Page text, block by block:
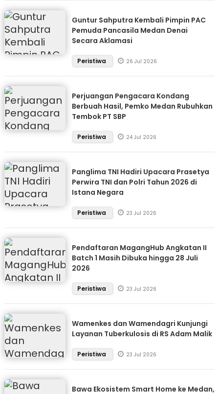
Guntur Sahputra Kembali Pimpin PAC
Pemuda Pancasila Medan Denai
Secara Aklamasi
Peristiwa 26 Jul 2026
Perjuangan Pengacara Kondang
Berbuah Hasil, Pemko Medan Rubuhkan
Tembok PT SBP
Peristiwa 24 Jul 2026
Panglima TNI Hadiri Upacara Prasetya
Perwira TNI dan Polri Tahun 2026 di
Istana Negara
Peristiwa 23 Jul 2026
Pendaftaran MagangHub Angkatan II
Batch 1 Masih Dibuka hingga 28 Juli
2026
Peristiwa 23 Jul 2026
Wamenkes dan Wamendagri Kunjungi
Layanan Tuberkulosis di RS Adam Malik
Peristiwa 23 Jul 2026
Bawa Ekosistem Smart Home ke Medan,